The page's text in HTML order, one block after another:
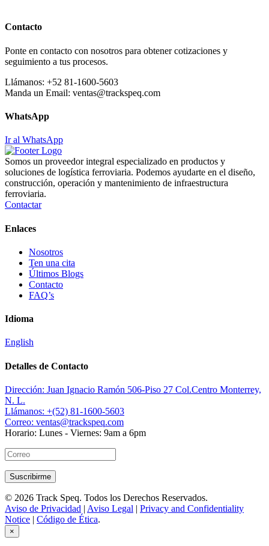
Contacto
Ponte en contacto con nosotros para obtener cotizaciones y
seguimiento a tus procesos.
Llámanos: +52 81-1600-5603
Manda un Email: ventas@trackspeq.com
WhatsApp
Ir al WhatsApp
Somos un proveedor integral especializado en productos y
soluciones de logística ferroviaria. Podemos ayudarte en el diseño,
construcción, operación y mantenimiento de infraestructura
ferroviaria.
Contactar
Enlaces
Nosotros
Ten una cita
Últimos Blogs
Contacto
FAQ’s
Idioma
English
Detalles de Contacto
Dirección: Juan Ignacio Ramón 506-Piso 27 Col.Centro Monterrey,
N. L.
Llámanos: +(52) 81-1600-5603
Correo: ventas@trackspeq.com
Horario: Lunes - Viernes: 9am a 6pm
© 2026 Track Speq. Todos los Derechos Reservados.
Aviso de Privacidad | Aviso Legal | Privacy and Confidentiality
Notice | Código de Ética.
×